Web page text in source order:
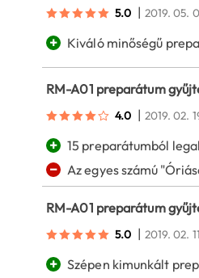
5.0 | 2019. 05.
+ Kiváló minőségű
RM-A01 preparátum
4.0 | 2019. 02.
+ 15 preparátumból
− Az egyes számú
RM-A01 preparátum
5.0 | 2019. 02.
+ Szépen kimunkált